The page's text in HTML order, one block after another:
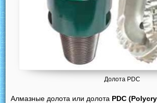
Долота PDC
Алмазные долота или долота PDC